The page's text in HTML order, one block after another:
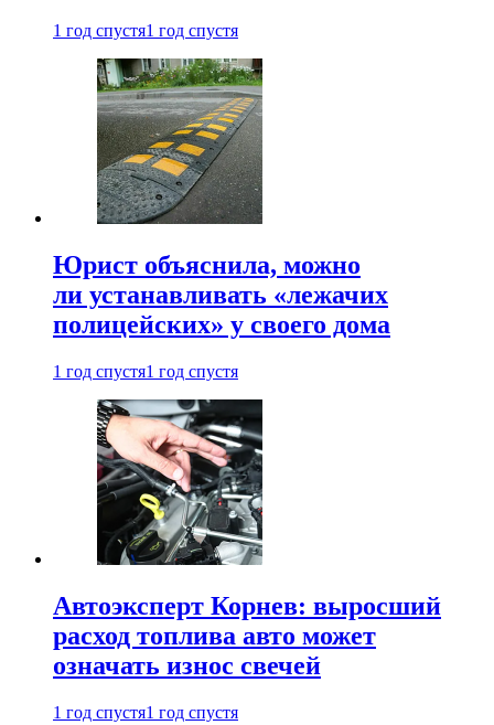
1 год спустя1 год спустя
Юрист объяснила, можно
ли устанавливать «лежачих
полицейских» у своего дома
1 год спустя1 год спустя
Автоэксперт Корнев: выросший
расход топлива авто может
означать износ свечей
1 год спустя1 год спустя